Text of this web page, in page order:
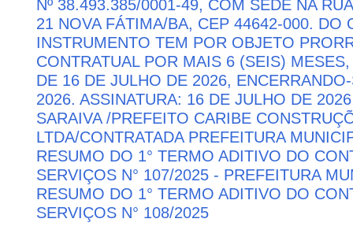
Nº 38.493.385/0001-49, COM SEDE NA
21 NOVA FÁTIMA/BA, CEP 44642-000. DO
INSTRUMENTO TEM POR OBJETO
CONTRATUAL POR MAIS 6 (SEIS)
DE 16 DE JULHO DE 2026,
2026. ASSINATURA: 16 DE JULHO DE
SARAIVA /PREFEITO CARIBE
LTDA/CONTRATADA PREFEITURA
RESUMO DO 1° TERMO ADITIVO DO
SERVIÇOS N° 107/2025 - PREFEITURA
RESUMO DO 1° TERMO ADITIVO DO
SERVIÇOS N° 108/2025